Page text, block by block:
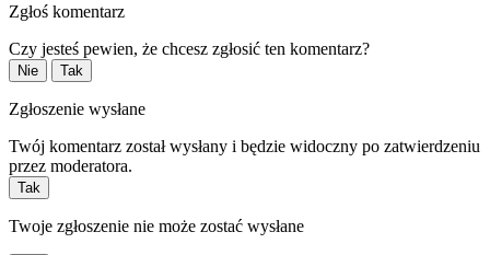
Zgłoś komentarz
Czy jesteś pewien, że chcesz zgłosić ten komentarz?
Nie Tak
Zgłoszenie wysłane
Twój komentarz został wysłany i będzie widoczny po zatwierdzeniu
przez moderatora.
Tak
Twoje zgłoszenie nie może zostać wysłane